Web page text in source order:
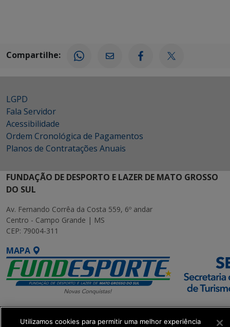
Compartilhe:
LGPD
Fala Servidor
Acessibilidade
Ordem Cronológica de Pagamentos
Planos de Contratações Anuais
FUNDAÇÃO DE DESPORTO E LAZER DE MATO GROSSO
DO SUL
Av. Fernando Corrêa da Costa 559, 6º andar
Centro - Campo Grande | MS
CEP: 79004-311
MAPA
Utilizamos cookies para permitir uma melhor experiência